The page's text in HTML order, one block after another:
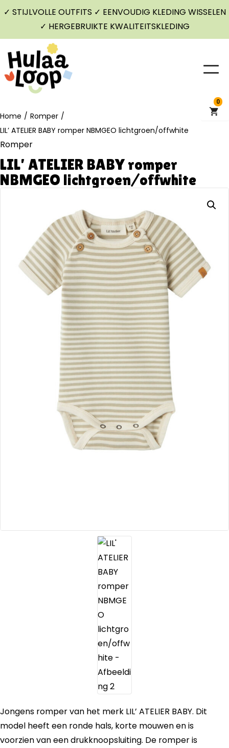
✓ STIJLVOLLE OUTFITS ✓ EENVOUDIG KLEDING WISSELEN
✓ HERGEBRUIKTE KWALITEITSKLEDING
Home / Romper /
LIL’ ATELIER BABY romper NBMGEO lichtgroen/offwhite
Romper
LIL’ ATELIER BABY romper
NBMGEO lichtgroen/offwhite
Jongens romper van het merk LIL’ ATELIER BABY. Dit
model heeft een ronde hals, korte mouwen en is
voorzien van een drukknoopsluiting. De romper is
0